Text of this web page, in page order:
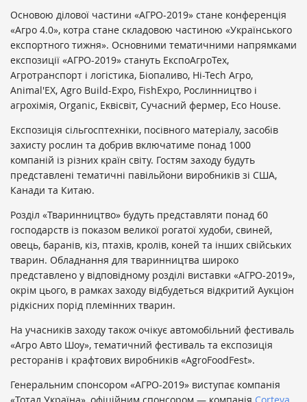
Основою ділової частини «АГРО-2019» стане конференція
«Агро 4.0», котра стане складовою частиною «Українського
експортного тижня». Основними тематичними напрямками
експозиції «АГРО-2019» стануть ЕкспоАгроТех,
Агротранспорт і логістика, Біопаливо, Hi-Tech Агро,
Animal'EX, Agro Build-Expo, FishExpo, Рослинництво і
агрохімія, Organiс, Еквісвіт, Сучасний фермер, Eco House.
Експозиція сільгосптехніки, посівного матеріалу, засобів
захисту рослин та добрив включатиме понад 1000
компаній із різних країн світу. Гостям заходу будуть
представлені тематичні павільйони виробників зі США,
Канади та Китаю.
Розділ «Тваринництво» будуть представляти понад 60
господарств із показом великої рогатої худоби, свиней,
овець, баранів, кіз, птахів, кролів, коней та інших свійських
тварин. Обладнання для тваринництва широко
представлено у відповідному розділі виставки «АГРО-2019»,
окрім цього, в рамках заходу відбудеться відкритий Аукціон
рідкісних порід племінних тварин.
На учасників заходу також очікує автомобільний фестиваль
«Агро Авто Шоу», тематичний фестиваль та експозиція
ресторанів і крафтових виробників «AgroFoodFest».
Генеральним спонсором «АГРО-2019» виступає компанія